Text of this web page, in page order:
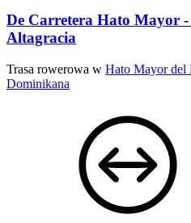
De Carretera Hato Mayor
Altagracia
Trasa rowerowa w Hato Mayor del
Dominikana